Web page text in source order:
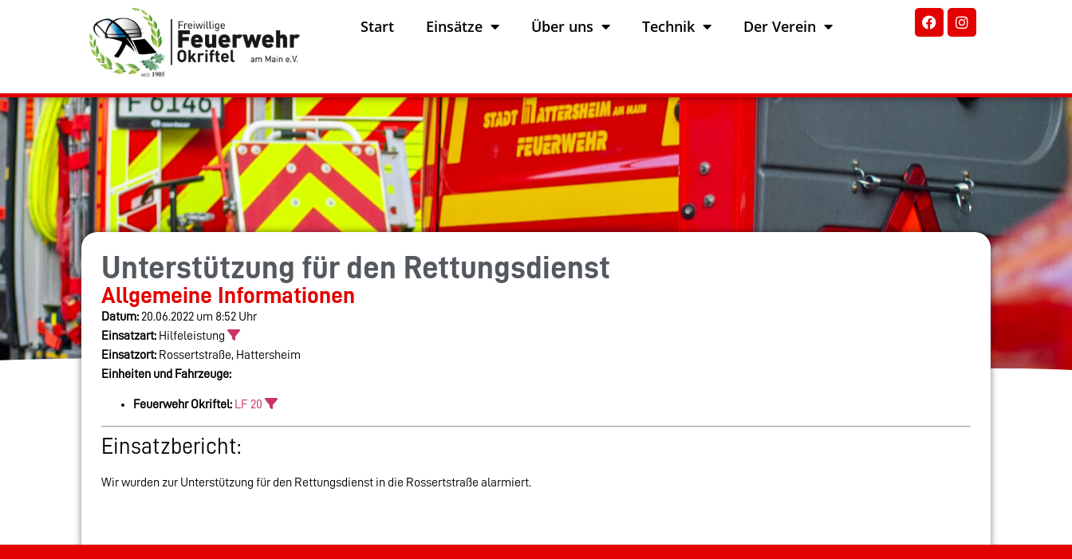
Start Einsätze Über uns Technik Der Verein
Unterstützung für den Rettungsdienst
Allgemeine Informationen
Datum: 20.06.2022 um 8:52 Uhr
Einsatzart: Hilfeleistung
Einsatzort: Rossertstraße, Hattersheim
Einheiten und Fahrzeuge:
Feuerwehr Okriftel: LF 20
Einsatzbericht:
Wir wurden zur Unterstützung für den Rettungsdienst in die Rossertstraße alarmiert.